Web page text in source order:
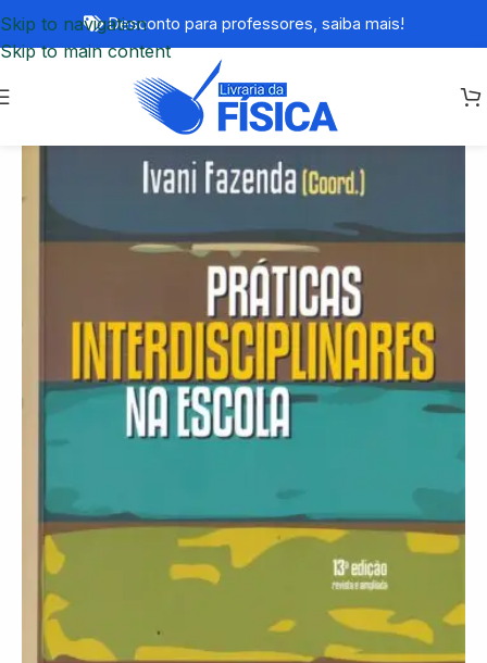
Skip to navigation
Skip to main content
Desconto para professores, saiba mais!